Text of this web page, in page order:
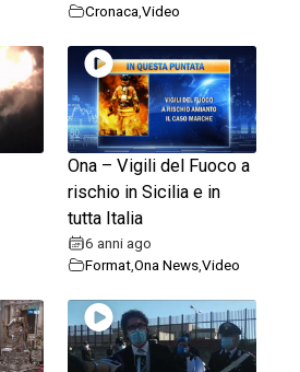
Cronaca ,Video
Ona – Vigili del Fuoco a
rischio in Sicilia e in
tutta Italia
6 anni ago
Format,Ona News,Video